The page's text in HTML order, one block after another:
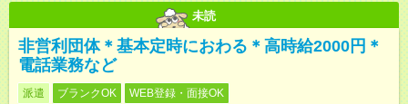
未読
非営利団体＊基本定時におわる＊高時給2000円＊
電話業務など
派遣 ブランクOK WEB登録・面接OK